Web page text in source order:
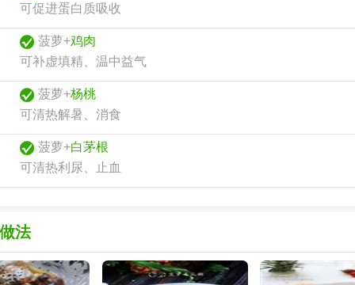
可促进蛋白质吸收
菠萝+鸡肉
可补虚填精、温中益气
菠萝+杨桃
可清热解暑、消食
菠萝+白茅根
可清热利尿、止血
法